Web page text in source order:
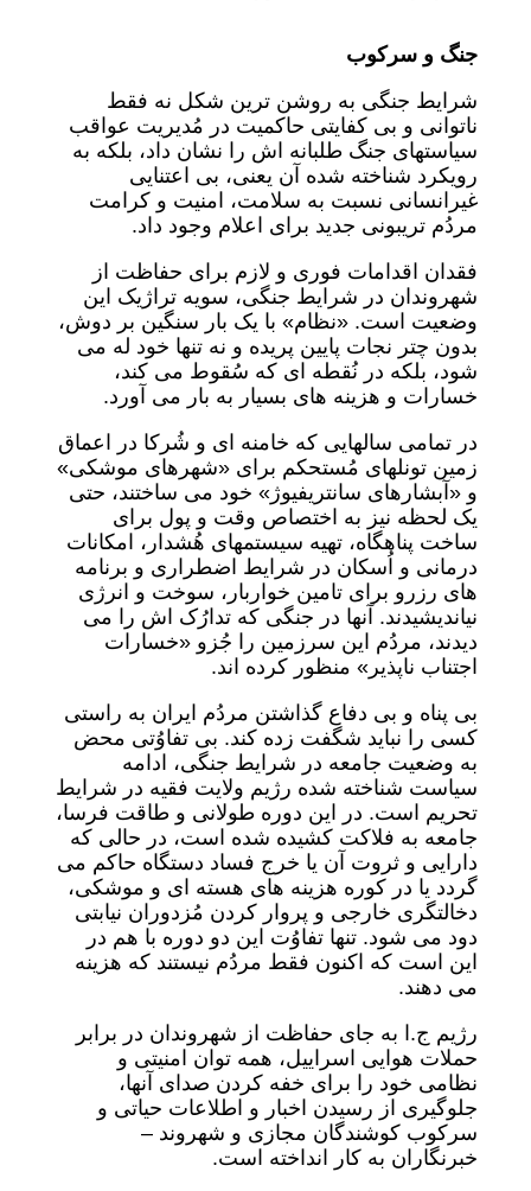
جنگ و سرکوب
شرایط جنگی به روشن ترین شکل نه فقط
ناتوانی و بی کفایتی حاکمیت در مُدیریت عواقب
سیاستهای جنگ طلبانه اش را نشان داد، بلکه به
رویکرد شناخته شده آن یعنی، بی اعتنایی
غیرانسانی نسبت به سلامت، امنیت و کرامت
مردُم تریبونی جدید برای اعلام وجود داد.
فقدان اقدامات فوری و لازم برای حفاظت از
شهروندان در شرایط جنگی، سویه تراژیک این
وضعیت است. «نظام» با یک بار سنگین بر دوش،
بدون چتر نجات پایین پریده و نه تنها خود له می
شود، بلکه در نُقطه ای که سُقوط می کند،
خسارات و هزینه های بسیار به بار می آورد.
در تمامی سالهایی که خامنه ای و شُرکا در اعماق
زمین تونلهای مُستحکم برای «شهرهای موشکی»
و «آبشارهای سانتریفیوژ» خود می ساختند، حتی
یک لحظه نیز به اختصاص وقت و پول برای
ساخت پناهگاه، تهیه سیستمهای هُشدار، امکانات
درمانی و اُسکان در شرایط اضطراری و برنامه
های رزرو برای تامین خواربار، سوخت و انرژی
نیاندیشیدند. آنها در جنگی که تدارُک اش را می
دیدند، مردُم این سرزمین را جُزو «خسارات
اجتناب ناپذیر» منظور کرده اند.
بی پناه و بی دفاع گذاشتن مردُم ایران به راستی
کسی را نباید شگفت زده کند. بی تفاوُتی محض
به وضعیت جامعه در شرایط جنگی، ادامه
سیاست شناخته شده رژیم ولایت فقیه در شرایط
تحریم است. در این دوره طولانی و طاقت فرسا،
جامعه به فلاکت کشیده شده است، در حالی که
دارایی و ثروت آن یا خرج فساد دستگاه حاکم می
گردد یا در کوره هزینه های هسته ای و موشکی،
دخالتگری خارجی و پروار کردن مُزدوران نیابتی
دود می شود. تنها تفاوُت این دو دوره با هم در
این است که اکنون فقط مردُم نیستند که هزینه
می دهند.
رژیم ج.ا به جای حفاظت از شهروندان در برابر
حملات هوایی اسراییل، همه توان امنیتی و
نظامی خود را برای خفه کردن صدای آنها،
جلوگیری از رسیدن اخبار و اطلاعات حیاتی و
سرکوب کوشندگان مجازی و شهروند –
خبرنگاران به کار انداخته است.